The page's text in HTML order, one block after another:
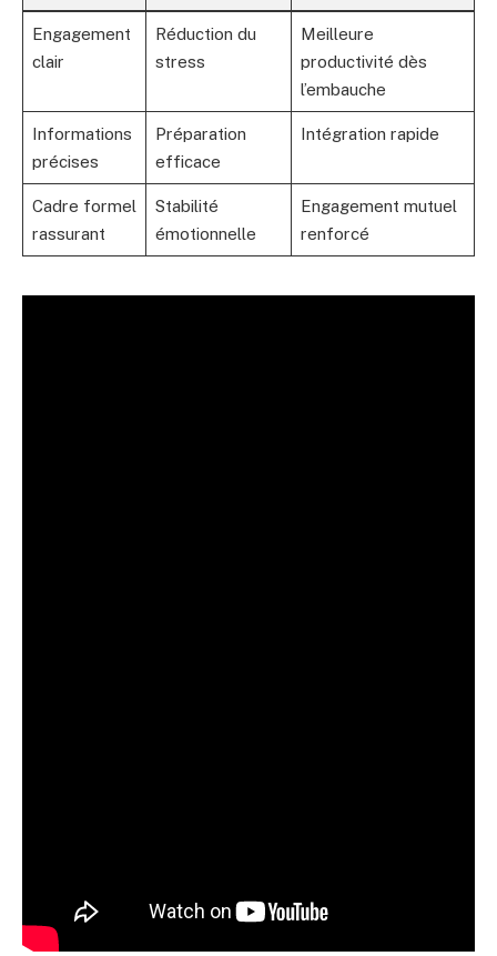
Engagement
clair
Réduction du
stress
Meilleure
productivité dès
l’embauche
Informations
précises
Préparation
efficace
Intégration rapide
Cadre formel
rassurant
Stabilité
émotionnelle
Engagement mutuel
renforcé